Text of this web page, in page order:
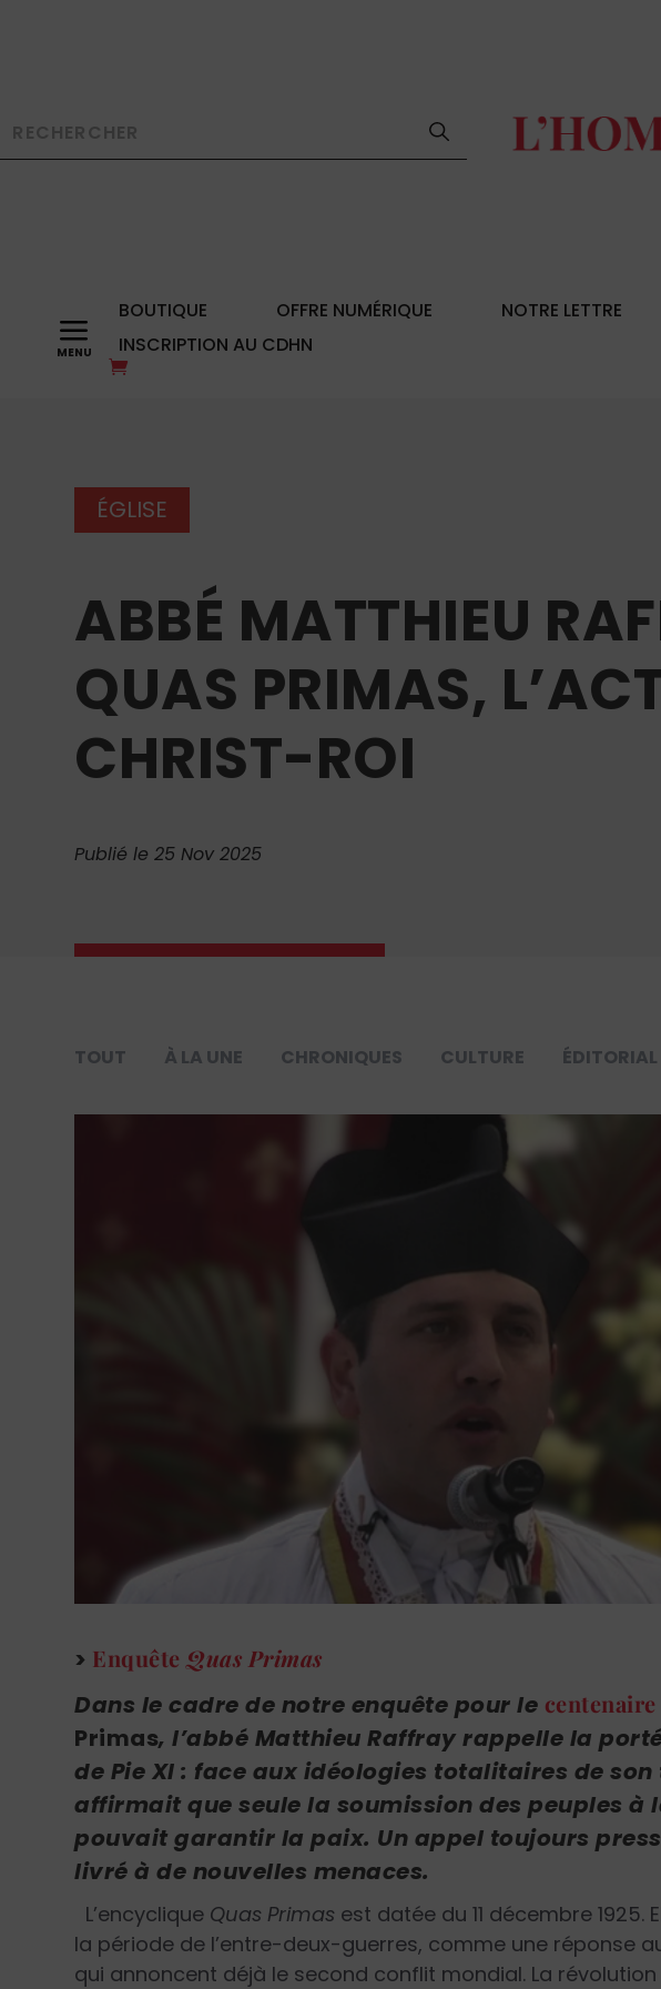
a BOUTIQUE OFFRE NUMÉRIQUE NOTRE LETTRE
INSCRIPTION AU CDHN
ÉGLISE
ABBÉ MATTHIEU
QUAS PRIMAS,
CHRIST-ROI
Publié le 25 Nov 2025
TOUT À LA UNE CHRONIQUES CULTURE ÉDITORIAL
> EnquêteQuas Primas
Dans le cadre de notre enquête pour le
Primas, l’abbé Matthieu Raffray rappelle la
de Pie XI : face aux idéologies totalitaires de son
affirmait que seule la soumission des peuples à
pouvait garantir la paix. Un appel toujours
livré à de nouvelles menaces.
L’encyclique Quas Primas est datée du 11 décembre
la période de l’entre-deux-guerres, comme une réponse
qui annoncent déjà le second conflit mondial. La révolution